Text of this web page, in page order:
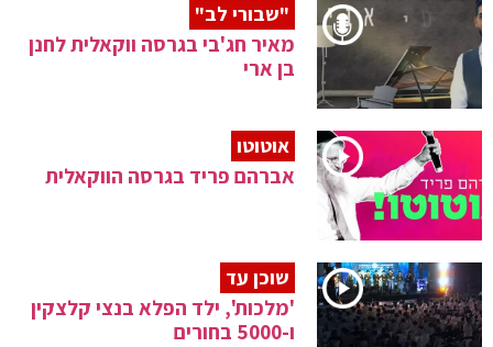
"שבורי לב"
מאיר חג'בי בגרסה ווקאלית לחנן
בן ארי
אוטוטו
אברהם פריד בגרסה הווקאלית
שוכן עד
'מלכות', ילד הפלא בנצי קלצקין
ו-5000 בחורים